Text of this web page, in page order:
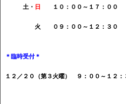
土・ 日 １０：００～１７：００
火 ０９：００～１２：３０
＊臨時受付＊
１２／２０（第３火曜） ９：００～１２：